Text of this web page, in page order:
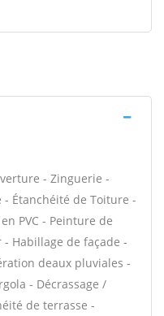
- Zinguerie -
Étanchéité de Toiture -
PVC - Peinture de
Habillage de façade -
deaux pluviales -
- Décrassage /
de terrasse -